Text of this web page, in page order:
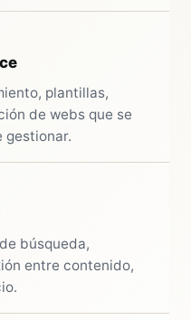
plantillas,
de webs que se
gestionar.
búsqueda,
entre contenido,